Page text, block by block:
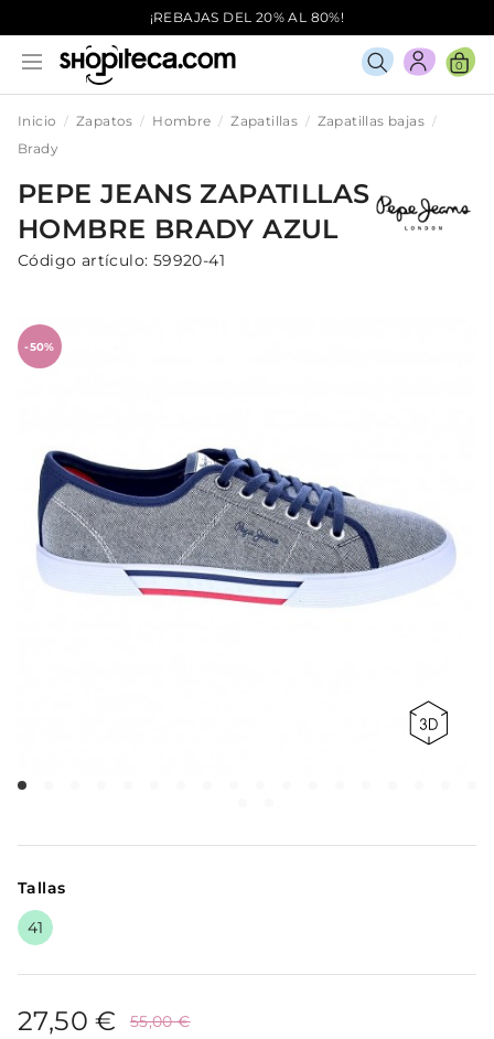
¡REBAJAS DEL 20% AL 80%!
0
Inicio Zapatos Hombre Zapatillas
Zapatillas bajas
Brady
PEPE JEANS ZAPATILLAS
HOMBRE BRADYAZUL
Código artículo: 59920-41
-50%
Tallas
41
27,50 € 55,00 €